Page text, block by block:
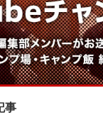
事